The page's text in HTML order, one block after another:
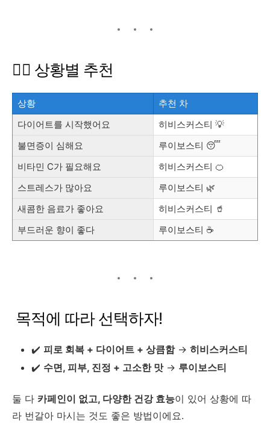
👩‍⚕️ 상황별 추천
상황
추천 차
다이어트를 시작했어요
히비스커스티 💡
불면증이 심해요
루이보스티 😴
비타민 C가 필요해요
히비스커스티 🍊
스트레스가 많아요
루이보스티 🌿
새콤한 음료가 좋아요
히비스커스티 🥤
부드러운 향이 좋다
루이보스티 ☕
목적에 따라 선택하자!
✔️ 피로 회복 + 다이어트 + 상큼함→ 히비스커스티
✔️ 수면, 피부, 진정 + 고소한 맛→ 루이보스티
둘 다 카페인이 없고, 다양한 건강 효능이 있어 상황에 따
라 번갈아 마시는 것도 좋은 방법이에요.